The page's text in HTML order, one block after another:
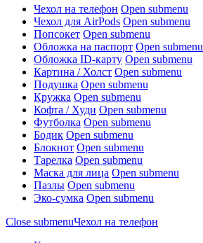
Чехол на телефон Open submenu
Чехол для AirPods Open submenu
Попсокет Open submenu
Обложка на паспорт Open submenu
Обложка ID-карту Open submenu
Картина / Холст Open submenu
Подушка Open submenu
Кружка Open submenu
Кофта / Худи Open submenu
Футболка Open submenu
Бодик Open submenu
Блокнот Open submenu
Тарелка Open submenu
Маска для лица Open submenu
Пазлы Open submenu
Эко-сумка Open submenu
Close submenuЧехол на телефон